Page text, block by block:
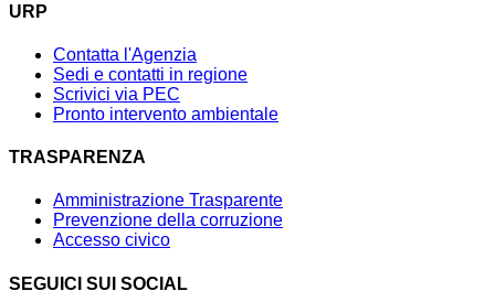
URP
Contatta l'Agenzia
Sedi e contatti in regione
Scrivici via PEC
Pronto intervento ambientale
TRASPARENZA
Amministrazione Trasparente
Prevenzione della corruzione
Accesso civico
SEGUICI SUI SOCIAL